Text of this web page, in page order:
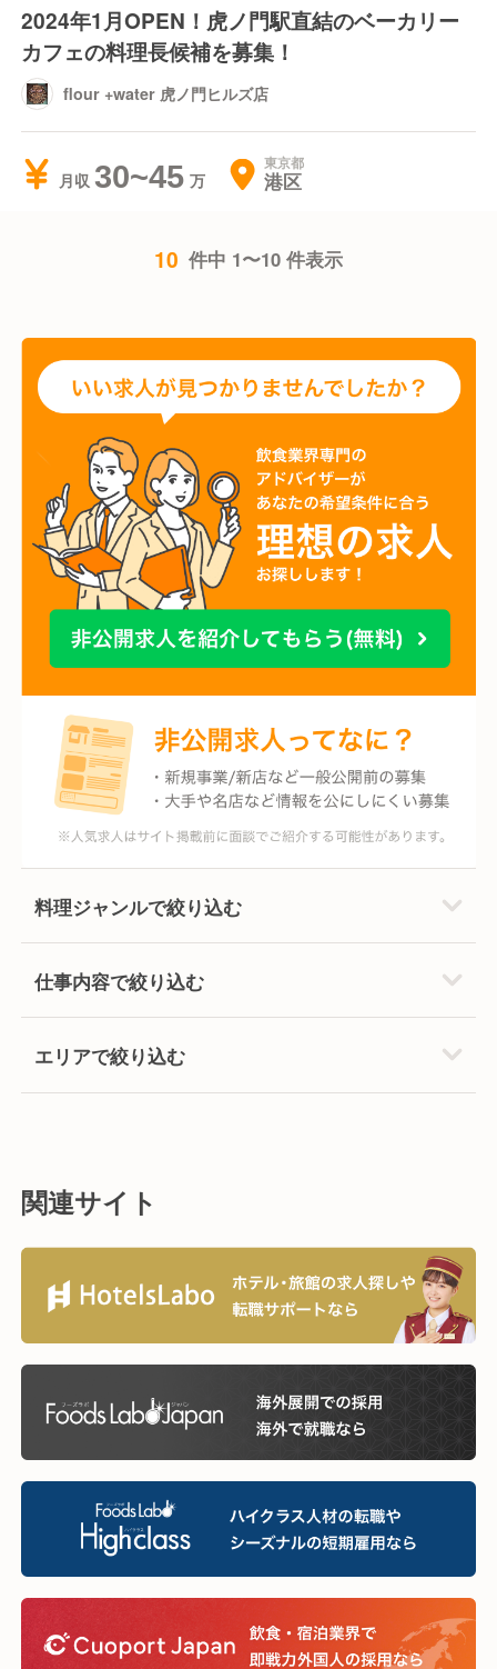
2024年1月OPEN！虎ノ門駅直結のベーカリー
カフェの料理長候補を募集！
flour +water 虎ノ門ヒルズ店
月収 30~45 東京都
港区
10 件中 1〜10 件表示
料理ジャンルで絞り込む
仕事内容で絞り込む
エリアで絞り込む
関連サイト